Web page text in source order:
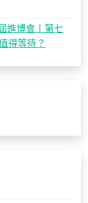
進博會丨第七
得等待？